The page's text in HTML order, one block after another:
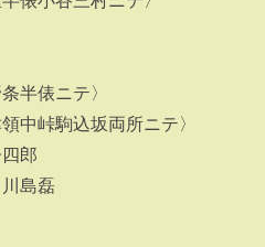
半俵ニテ〉
中峠駒込坂両所ニテ〉
郎
島磊